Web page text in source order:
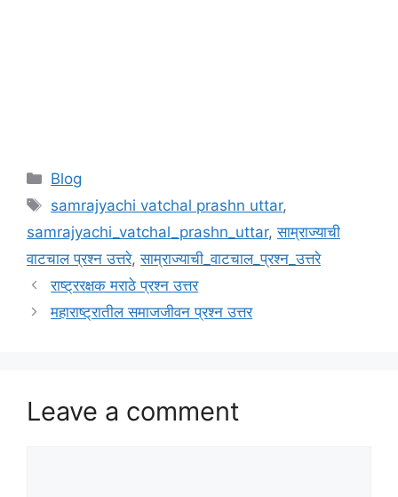
Categories
Blog
Tags
samrajyachi vatchal prashn uttar,
samrajyachi_vatchal_prashn_uttar,साम्राज्याची
वाटचाल प्रश्न उत्तरे,साम्राज्याची_वाटचाल_प्रश्न_उत्तरे
राष्ट्ररक्षक मराठे प्रश्न उत्तर
महाराष्ट्रातील समाजजीवन प्रश्न उत्तर
Leave a comment